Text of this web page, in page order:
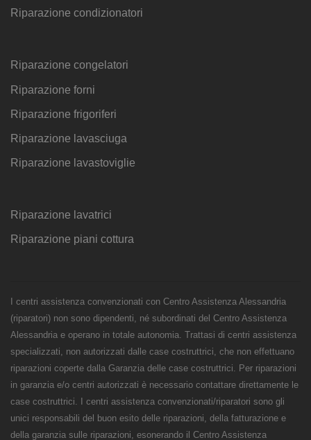
Riparazione condizionatori
Riparazione congelatori
Riparazione forni
Riparazione frigoriferi
Riparazione lavasciuga
Riparazione lavastoviglie
Riparazione lavatrici
Riparazione piani cottura
I centri assistenza convenzionati con Centro Assistenza Alessandria
(riparatori) non sono dipendenti, né subordinati del Centro Assistenza
Alessandria e operano in totale autonomia. Trattasi di centri assistenza
specializzati, non autorizzati dalle case costruttrici, che non effettuano
riparazioni coperte dalla Garanzia delle case costruttrici. Per riparazioni
in garanzia e/o centri autorizzati è necessario contattare direttamente le
case costruttrici. I centri assistenza convenzionati/riparatori sono gli
unici responsabili del buon esito delle riparazioni, della fatturazione e
della garanzia sulle riparazioni, esonerando il Centro Assistenza